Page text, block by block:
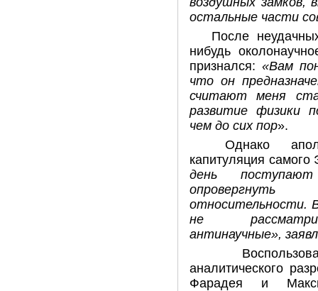
остальные части
После
нибудь
признался: «Вам
что он
считают меня
развитие физики
чем до сих пор».
Однако
капитуляция
день
опровергнуть
относительности.
не
антинаучные»,
аналитического
Фарадея и